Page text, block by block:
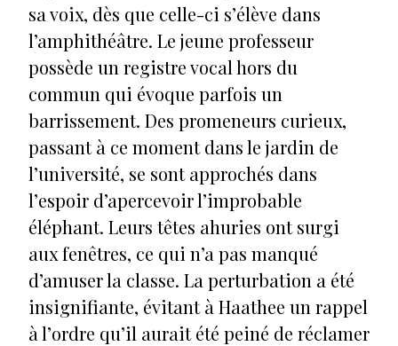
sa voix, dès que celle-ci s’élève dans
l’amphithéâtre. Le jeune professeur
possède un registre vocal hors du
commun qui évoque parfois un
barrissement. Des promeneurs curieux,
passant à ce moment dans le jardin de
l’université, se sont approchés dans
l’espoir d’apercevoir l’improbable
éléphant. Leurs têtes ahuries ont surgi
aux fenêtres, ce qui n’a pas manqué
d’amuser la classe. La perturbation a été
insignifiante, évitant à Haathee un rappel
à l’ordre qu’il aurait été peiné de réclamer